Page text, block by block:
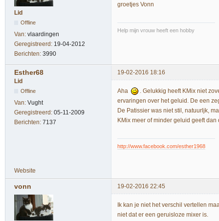
Lid
Offline
Van: vlaardingen
Geregistreerd: 19-04-2012
Berichten: 3990
groetjes Vonn
Help mijn vrouw heeft een hobby
Esther68
19-02-2016 18:16
Lid
Offline
Van: Vught
Geregistreerd: 05-11-2009
Berichten: 7137
Aha
. Gelukkig heeft KMix niet
ervaringen over het geluid. De een
De Patissier was niet stil, natuurljk,
KMix meer of minder geluid geeft dan
http://www.facebook.com/esther1968
Website
vonn 19-02-2016 22:45
Ik kan je niet het verschil vertellen
niet dat er een geruisloze mixer is.